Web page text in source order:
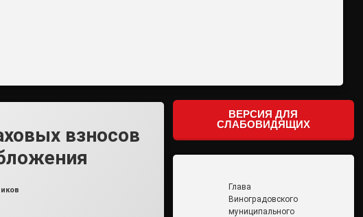
взносов
ВЕРСИЯ ДЛЯ
СЛАБОВИДЯЩИХ
Глава
Виноградовского
муниципального